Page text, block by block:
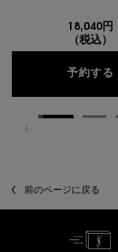
18,040円
（税込）
予約する
前のページに戻る